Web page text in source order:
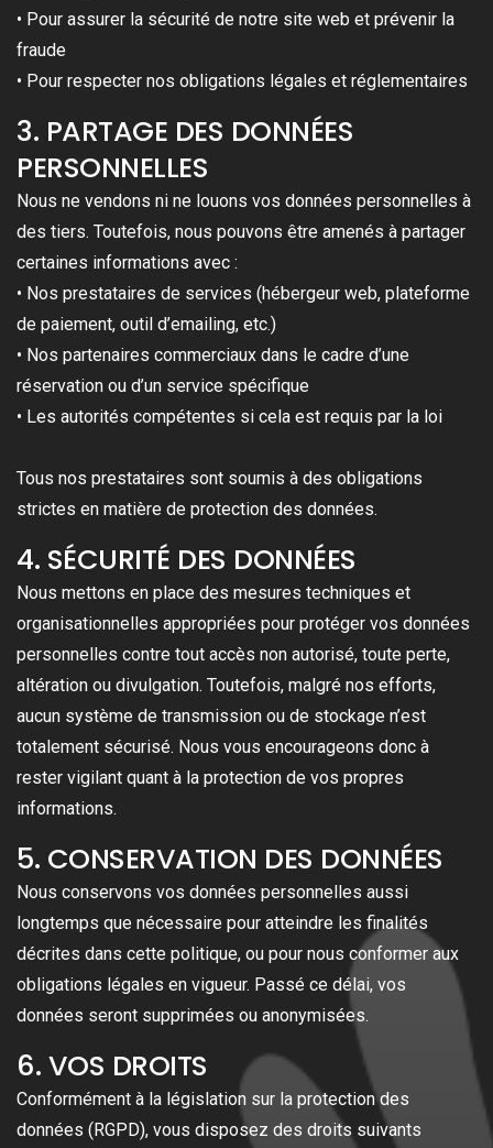
• Pour assurer la sécurité de notre site web et prévenir la
fraude
• Pour respecter nos obligations légales et réglementaires
3. PARTAGE DES DONNÉES
PERSONNELLES
Nous ne vendons ni ne louons vos données personnelles à
des tiers. Toutefois, nous pouvons être amenés à partager
certaines informations avec :
• Nos prestataires de services (hébergeur web, plateforme
de paiement, outil d’emailing, etc.)
• Nos partenaires commerciaux dans le cadre d’une
réservation ou d’un service spécifique
• Les autorités compétentes si cela est requis par la loi
Tous nos prestataires sont soumis à des obligations
strictes en matière de protection des données.
4. SÉCURITÉ DES DONNÉES
Nous mettons en place des mesures techniques et
organisationnelles appropriées pour protéger vos données
personnelles contre tout accès non autorisé, toute perte,
altération ou divulgation. Toutefois, malgré nos efforts,
aucun système de transmission ou de stockage n’est
totalement sécurisé. Nous vous encourageons donc à
rester vigilant quant à la protection de vos propres
informations.
5. CONSERVATION DES DONNÉES
Nous conservons vos données personnelles aussi
longtemps que nécessaire pour atteindre les finalités
décrites dans cette politique, ou pour nous conformer aux
obligations légales en vigueur. Passé ce délai, vos
données seront supprimées ou anonymisées.
6. VOS DROITS
Conformément à la législation sur la protection des
données (RGPD), vous disposez des droits suivants